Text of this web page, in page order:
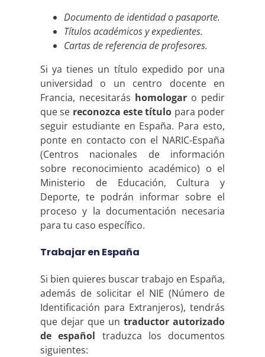
Documento de identidad o pasaporte.
Títulos académicos y expedientes.
Cartas de referencia de profesores.
Si ya tienes un título expedido por una
universidad o un centro docente en
Francia, necesitarás homologar o pedir
que se reconozca este título para poder
seguir estudiante en España. Para esto,
ponte en contacto con el NARIC-España
(Centros nacionales de información
sobre reconocimiento académico) o el
Ministerio de Educación, Cultura y
Deporte, te podrán informar sobre el
proceso y la documentación necesaria
para tu caso específico.
Trabajar en España
Si bien quieres buscar trabajo en España,
además de solicitar el NIE (Número de
Identificación para Extranjeros), tendrás
que dejar que un traductor autorizado
de español traduzca los documentos
siguientes: